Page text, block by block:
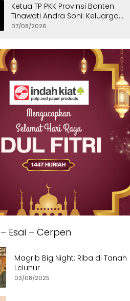
Ketua TP PKK Provinsi Banten
Tinawati Andra Soni: Keluarga
Adalah Sekolah Pertama
07/08/2026
Esai – Cerpen
Magrib Big Night: Riba di Tanah
Leluhur
03/08/2025